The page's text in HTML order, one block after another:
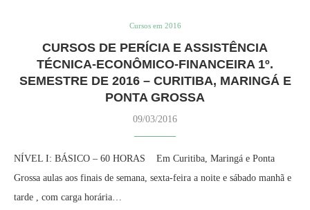
Cursos em 2016
CURSOS DE PERÍCIA E ASSISTÊNCIA
TÉCNICA-ECONÔMICO-FINANCEIRA 1º.
SEMESTRE DE 2016 – CURITIBA, MARINGÁ E
PONTA GROSSA
09/03/2016
NÍVEL I: BÁSICO – 60 HORAS Em Curitiba, Maringá e Ponta
Grossa aulas aos finais de semana, sexta-feira a noite e sábado manhã e
tarde , com carga horária…